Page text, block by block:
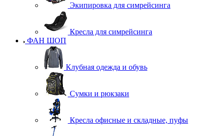
Экипировка для симрейсинга
Кресла для симрейсинга
ФАН ШОП
Клубная одежда и обувь
Сумки и рюкзаки
Кресла офисные и складные, пуфы